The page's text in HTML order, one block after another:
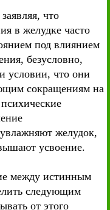
что
в желудке часто
под влиянием
безусловно,
условии, что они
сокращениям на
желудок,
усвоение.
между истинным
следующим
от этого